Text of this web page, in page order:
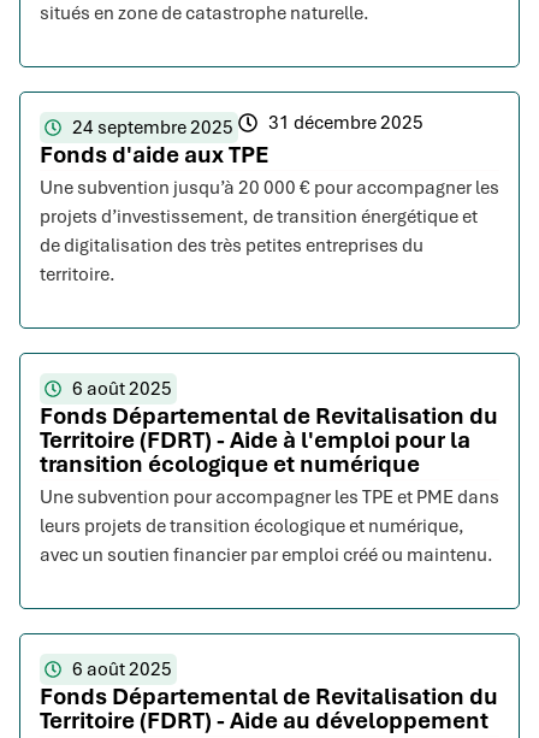
situés en zone de catastrophe naturelle.
24 septembre 2025 31 décembre 2025
Fonds d'aide aux TPE
Une subvention jusqu’à 20 000 € pour accompagner les
projets d’investissement, de transition énergétique et
de digitalisation des très petites entreprises du
territoire.
6 août 2025
Fonds Départemental de Revitalisation du
Territoire (FDRT) - Aide à l'emploi pour la
transition écologique et numérique
Une subvention pour accompagner les TPE et PME dans
leurs projets de transition écologique et numérique,
avec un soutien financier par emploi créé ou maintenu.
6 août 2025
Fonds Départemental de Revitalisation du
Territoire (FDRT) - Aide au développement